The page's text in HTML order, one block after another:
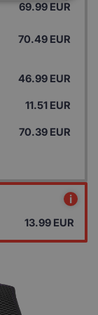
69.99 EUR
70.49 EUR
46.99 EUR
11.51 EUR
70.39 EUR
i
13.99 EUR